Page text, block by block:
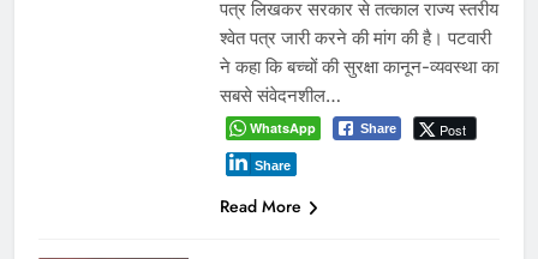
पत्र लिखकर सरकार से तत्काल राज्य स्तरीय
श्वेत पत्र जारी करने की मांग की है। पटवारी
ने कहा कि बच्चों की सुरक्षा कानून-व्यवस्था का
सबसे संवेदनशील…
WhatsApp Share Post
Share
Read More